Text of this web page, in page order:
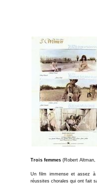
Trois femmes (Robert Altman,
Un film immense et assez à
réussites chorales qui ont fait